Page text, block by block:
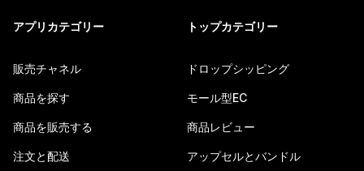
アプリカテゴリー
販売チャネル
商品を探す
商品を販売する
注文と配送
トップカテゴリー
ドロップシッピング
モール型EC
商品レビュー
アップセルとバンドル